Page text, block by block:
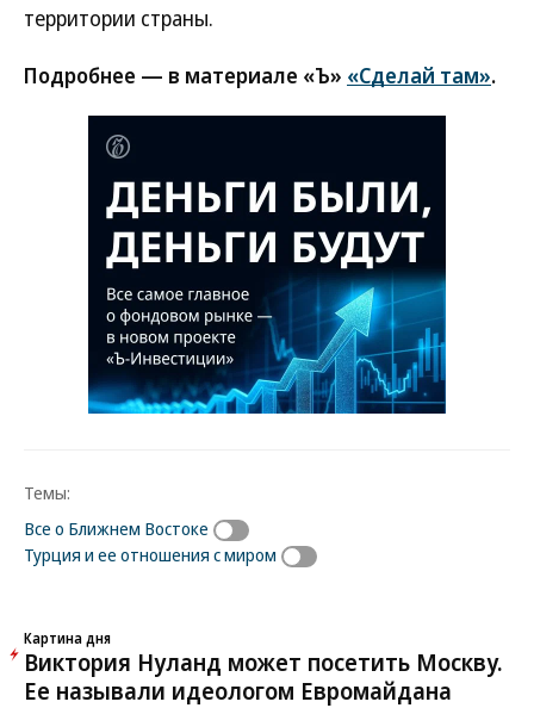
территории страны.
Подробнее — в материале «Ъ» «Сделай там».
Темы:
Все о Ближнем Востоке
Турция и ее отношения с миром
Картина дня
Виктория Нуланд может посетить Москву.
Ее называли идеологом Евромайдана